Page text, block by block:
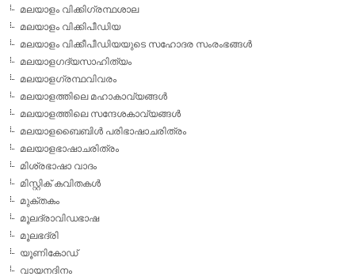
മലയാളം വിക്കിഗ്രന്ഥശാല
മലയാളം വിക്കിപീഡിയ
മലയാളം വിക്കീപീഡിയയുടെ സഹോദര സംരംഭങ്ങള്‍
മലയാളഗദ്യസാഹിത്യം
മലയാളഗ്രന്ഥവിവരം
മലയാളത്തിലെ മഹാകാവ്യങ്ങള്‍
മലയാളത്തിലെ സന്ദേശകാവ്യങ്ങള്‍
മലയാളബൈബിള്‍ പരിഭാഷാചരിത്രം
മലയാളഭാഷാചരിത്രം
മിശ്രഭാഷാ വാദം
മിസ്റ്റിക് കവിതകള്‍
മുക്തകം
മൂലദ്രാവിഡഭാഷ
മൂലഭദ്രി
യൂണികോഡ്
വായനദിനം